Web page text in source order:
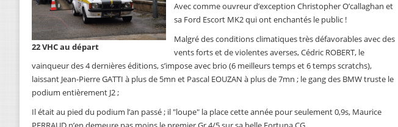
22 VHC au départ
Avec comme ouvreur d’exception Christopher O’callaghan et
sa Ford Escort MK2 qui ont enchantés le public !
Malgré des conditions climatiques très défavorables avec des
vents forts et de violentes averses, Cédric ROBERT, le
vainqueur des 4 dernières éditions, s’impose avec brio (6 meilleurs temps et 6 temps scratchs),
laissant Jean-Pierre GATTI à plus de 5mn et Pascal EOUZAN à plus de 7mn ; le gang des BMW truste le
podium entièrement J2 ;
Il était au pied du podium l’an passé ; il "loupe" la place cette année pour seulement 0,9s, Maurice